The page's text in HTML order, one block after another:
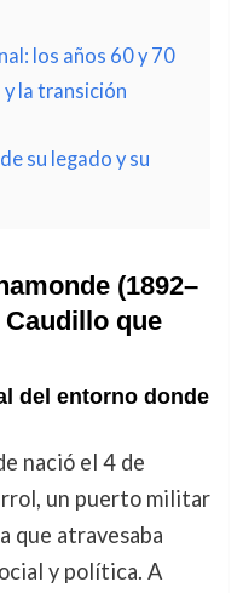
los años 60 y 70
y la transición
su legado y su
(1892–
que
del entorno donde
nació el 4 de
un puerto militar
que atravesaba
y política. A